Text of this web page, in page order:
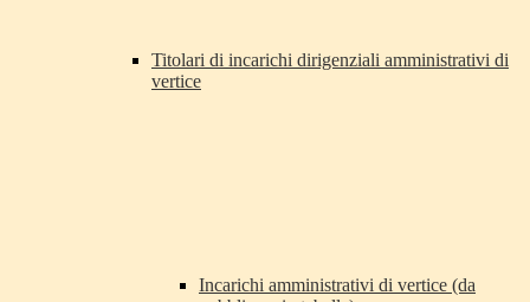
Titolari di incarichi dirigenziali amministrativi di
vertice
Incarichi amministrativi di vertice (da